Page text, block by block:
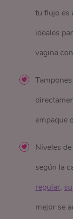
tu flujo es
ideales
vagina
empaque
Niveles
según la
regular,
mejor se